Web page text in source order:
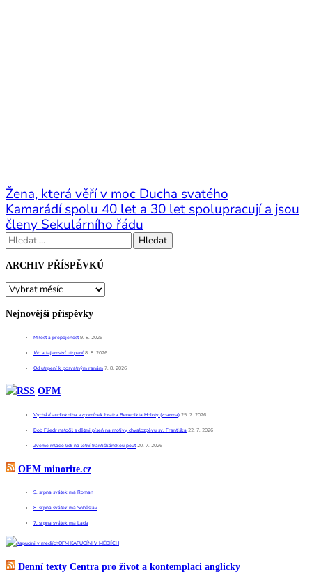
Navigace
pro
příspěvek
Žena, která věří v moc Ducha svatého
Kamarádí spolu 40 let a 30 let spolupracují a jsou
členy Sekulárního řádu
Vyhledávání
ARCHIV PŘÍSPĚVKŮ
ARCHIV
Nejnovější příspěvky
Milost a propojenost 9. 8. 2026
Jób a tajemství utrpení 8. 8. 2026
Od utrpení k posvátným ranám 7. 8. 2026
OFM
Vychází audiokniha vzpomínek bratra Benedikta Holoty (zdarma) 25. 7. 2026
Bob Fliedr natočil s dětmi píseň na motivy chvalozpěvu sv. Františka 22. 7. 2026
Zveme mladé lidi na letní františkánskou pouť 20. 7. 2026
OFM minorite.cz
9. srpna svátek má Roman
8. srpna svátek má Soběslav
7. srpna svátek má Lada
OFM KAPUCÍNI V MÉDIÍCH
Denní texty Centra pro život a kontemplaci anglicky